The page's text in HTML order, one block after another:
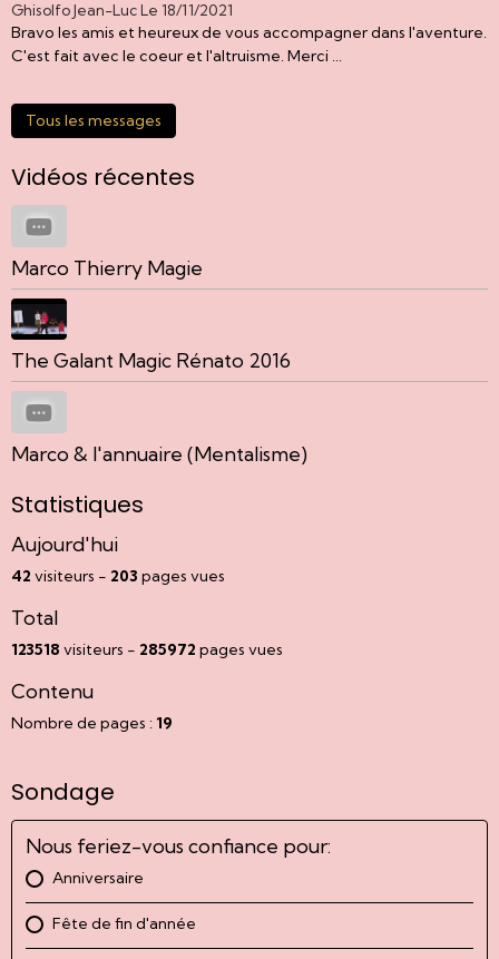
Ghisolfo Jean-LucLe 18/11/2021
Bravo les amis et heureux de vous accompagner dans l'aventure.
C'est fait avec le coeur et l'altruisme. Merci ...
Tous les messages
Vidéos récentes
Marco Thierry Magie
The Galant Magic Rénato 2016
Marco & l'annuaire (Mentalisme)
Statistiques
Aujourd'hui
42 visiteurs - 203 pages vues
Total
123518 visiteurs - 285972 pages vues
Contenu
Nombre de pages :19
Sondage
Nous feriez-vous confiance pour:
Anniversaire
Fête de fin d'année